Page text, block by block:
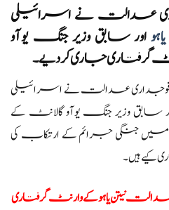
عدالت نے اسرائیلی
اور سابق وزیر جنگ یوآو
جاری کر دیے۔
فوجداری عدالت نے اسرائیلی
سابق وزیر جنگ یوآو گالانٹ کے
جنگی جرائم کے ارتکاب کی
کیے ہیں۔
نیتن یاہو کے وارنٹ گرفتاری